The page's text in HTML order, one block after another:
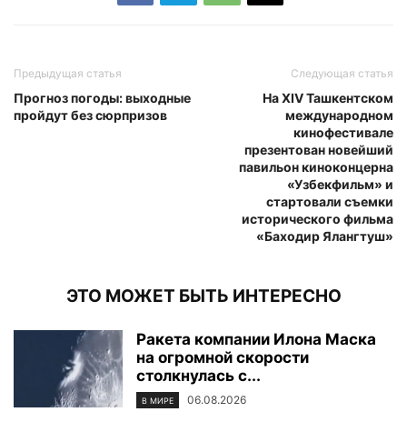
Предыдущая статья
Прогноз погоды: выходные
пройдут без сюрпризов
Следующая статья
На XIV Ташкентском
международном
кинофестивале
презентован новейший
павильон киноконцерна
«Узбекфильм» и
стартовали съемки
исторического фильма
«Баходир Ялангтуш»
ЭТО МОЖЕТ БЫТЬ ИНТЕРЕСНО
Ракета компании Илона Маска
на огромной скорости
столкнулась с...
В МИРЕ 06.08.2026